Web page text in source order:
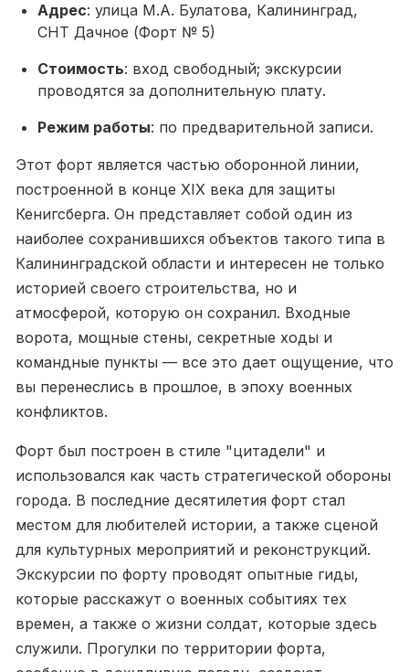
Адрес: улица М.А. Булатова, Калининград,
СНТ Дачное (Форт № 5)
Стоимость: вход свободный; экскурсии
проводятся за дополнительную плату.
Режим работы: по предварительной записи.
Этот форт является частью оборонной линии,
построенной в конце XIX века для защиты
Кенигсберга. Он представляет собой один из
наиболее сохранившихся объектов такого типа в
Калининградской области и интересен не только
историей своего строительства, но и
атмосферой, которую он сохранил. Входные
ворота, мощные стены, секретные ходы и
командные пункты — все это дает ощущение, что
вы перенеслись в прошлое, в эпоху военных
конфликтов.
Форт был построен в стиле "цитадели" и
использовался как часть стратегической обороны
города. В последние десятилетия форт стал
местом для любителей истории, а также сценой
для культурных мероприятий и реконструкций.
Экскурсии по форту проводят опытные гиды,
которые расскажут о военных событиях тех
времен, а также о жизни солдат, которые здесь
служили. Прогулки по территории форта,